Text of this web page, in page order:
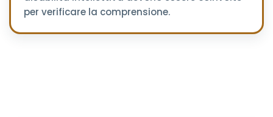
per verificare la comprensione.